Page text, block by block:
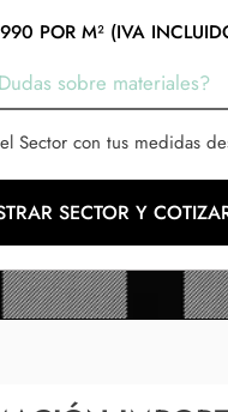
POR M² (IVA
sobre materiales?
Sector con tus medidas
SECTOR Y